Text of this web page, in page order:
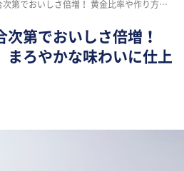
倍増！ 黄金比率や作り方、まろやかな味わいに仕上げるコツまで紹介
第でおいしさ倍増！
まろやかな味わいに仕上